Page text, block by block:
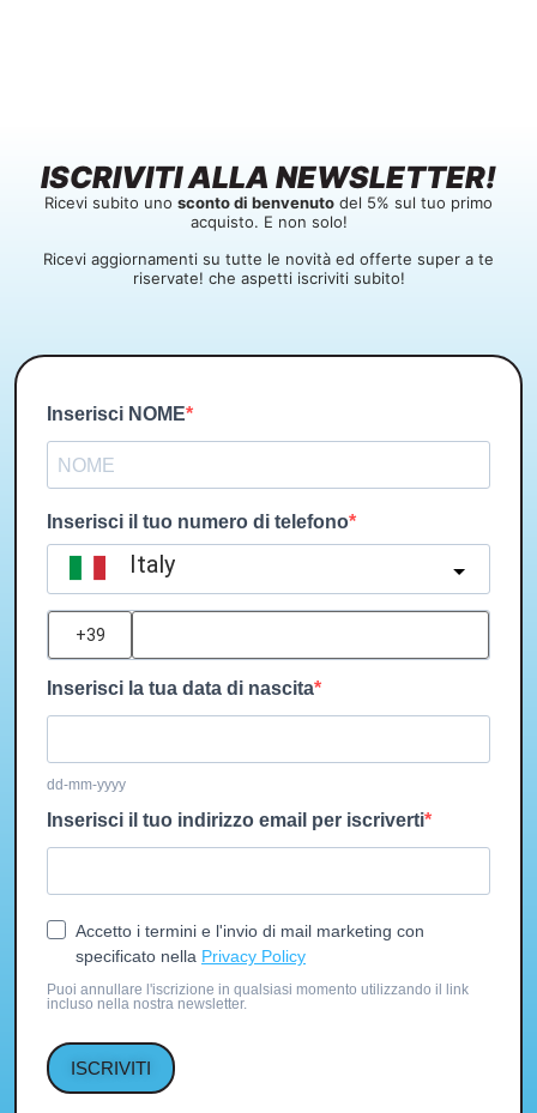
ISCRIVITI ALLA NEWSLETTER!
Ricevi subito uno sconto di benvenuto del 5% sul tuo primo
acquisto. E non solo!
Ricevi aggiornamenti su tutte le novità ed offerte super a te
riservate! che aspetti iscriviti subito!
Inserisci NOME
Inserisci il tuo numero di telefono
Italy
Inserisci la tua data di nascita
dd-mm-yyyy
Inserisci il tuo indirizzo email per iscriverti
Accetto i termini e l'invio di mail marketing con
specificato nella Privacy Policy
Puoi annullare l'iscrizione in qualsiasi momento utilizzando il link
incluso nella nostra newsletter.
ISCRIVITI